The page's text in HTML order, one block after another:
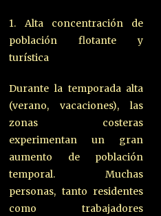
1. Alta concentración de
población flotante y
turística
Durante la temporada alta
(verano, vacaciones), las
zonas costeras
experimentan un gran
aumento de población
temporal. Muchas
personas, tanto residentes
como trabajadores